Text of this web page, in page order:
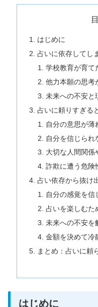
はじめに
占いに依存してし
学校教育が育て
他力本願の思考
未来への不安と
占いに頼りすぎる
自分の意思が薄
自分を信じられ
大切な人間関係
詐欺に遭う危険
占い依存から抜け
自分の感覚を信
占いを楽しむた
未来への不安を
金額を決めて冷
まとめ：占いに頼
はじめに